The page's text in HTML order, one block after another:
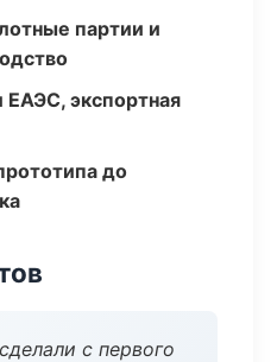
партии и
экспортная
до
с первого